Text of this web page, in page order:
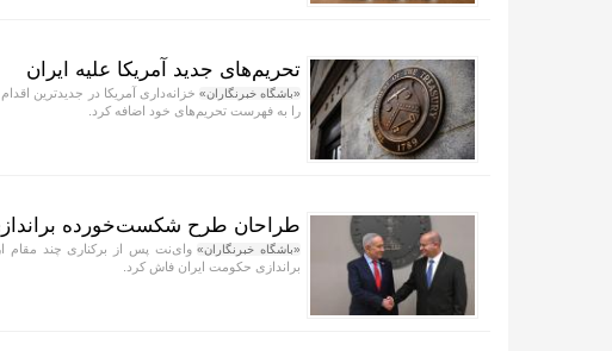
تحریم‌های جدید آمریکا علیه ایران
«باشگاه خبرنگاران» خزانه‌داری آمریکا در جدیدترین
را به فهرست تحریم‌های خود اضافه کرد.
طراحان طرح شکست‌خورده براندازی
«باشگاه خبرنگاران»وای‌نت پس از برکناری چند مقام
براندازی حکومت ایران فاش کرد.